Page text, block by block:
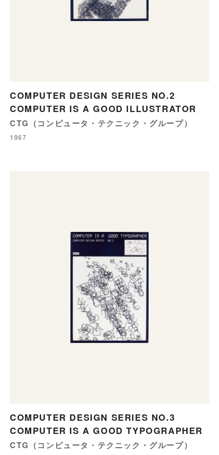
COMPUTER DESIGN SERIES NO.2
COMPUTER IS A GOOD ILLUSTRATOR
CTG（コンピュータ・テクニック・グループ）
1967
COMPUTER DESIGN SERIES NO.3
COMPUTER IS A GOOD TYPOGRAPHER
CTG（コンピュータ・テクニック・グループ）